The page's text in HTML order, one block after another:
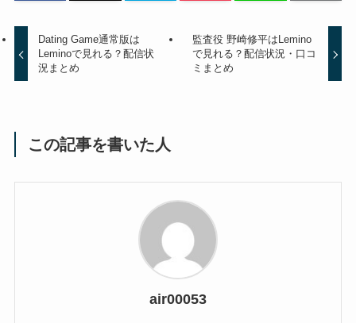
Dating Game通常版は
Leminoで見れる？配信状
況まとめ
監査役 野崎修平はLemino
で見れる？配信状況・口コ
ミまとめ
この記事を書いた人
air00053